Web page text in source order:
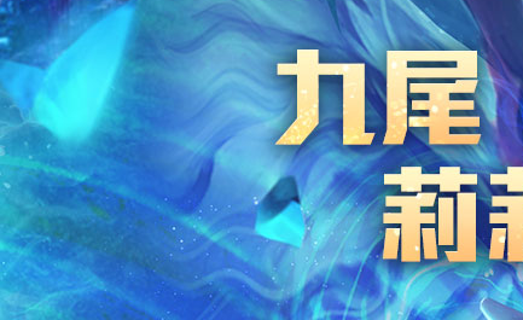
攻略
挑戰者技能